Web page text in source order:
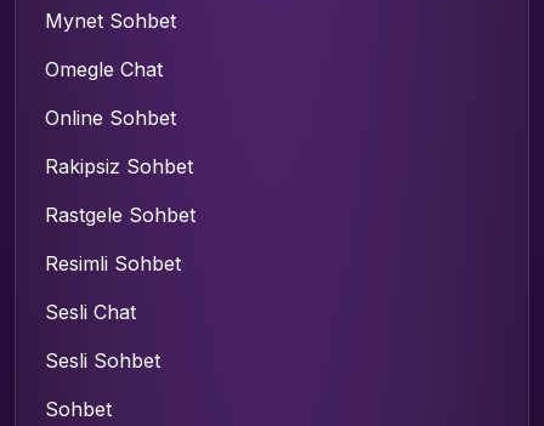
Mynet Sohbet
Omegle Chat
Online Sohbet
Rakipsiz Sohbet
Rastgele Sohbet
Resimli Sohbet
Sesli Chat
Sesli Sohbet
Sohbet